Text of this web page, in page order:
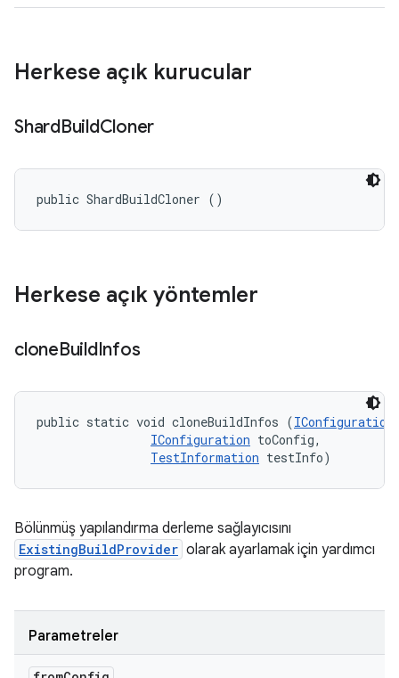
Herkese açık kurucular
ShardBuildCloner
public ShardBuildCloner ()
Herkese açık yöntemler
cloneBuildInfos
public static void cloneBuildInfos (IConfiguration
IConfiguration toConfig,
TestInformation testInfo)
Bölünmüş yapılandırma derleme sağlayıcısını
ExistingBuildProvider olarak ayarlamak için yardımcı
program.
Parametreler